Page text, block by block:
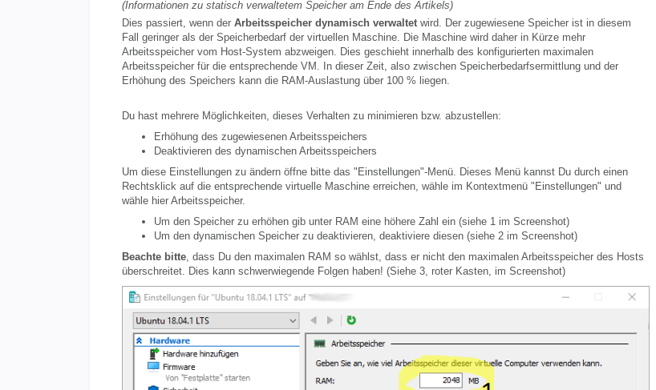
(Informationen zu statisch verwaltetem Speicher am Ende des Artikels)
Dies passiert, wenn der Arbeitsspeicher dynamisch verwaltet wird. Der zugewiesene Speicher ist in diesem
Fall geringer als der Speicherbedarf der virtuellen Maschine. Die Maschine wird daher in Kürze mehr
Arbeitsspeicher vom Host-System abzweigen. Dies geschieht innerhalb des konfigurierten maximalen
Arbeitsspeicher für die entsprechende VM. In dieser Zeit, also zwischen Speicherbedarfsermittlung und der
Erhöhung des Speichers kann die RAM-Auslastung über 100 % liegen.
Du hast mehrere Möglichkeiten, dieses Verhalten zu minimieren bzw. abzustellen:
Erhöhung des zugewiesenen Arbeitsspeichers
Deaktivieren des dynamischen Arbeitsspeichers
Um diese Einstellungen zu ändern öffne bitte das "Einstellungen"-Menü. Dieses Menü kannst Du durch einen
Rechtsklick auf die entsprechende virtuelle Maschine erreichen, wähle im Kontextmenü "Einstellungen" und
wähle hier Arbeitsspeicher.
Um den Speicher zu erhöhen gib unter RAM eine höhere Zahl ein (siehe 1 im Screenshot)
Um den dynamischen Speicher zu deaktivieren, deaktiviere diesen (siehe 2 im Screenshot)
Beachte bitte , dass Du den maximalen RAM so wählst, dass er nicht den maximalen Arbeitsspeicher des Hosts
überschreitet. Dies kann schwerwiegende Folgen haben! (Siehe 3, roter Kasten, im Screenshot)